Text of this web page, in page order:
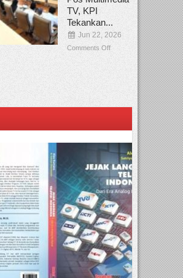
TV, KPI
Tekankan...
Jun 22, 2026
Comments Off